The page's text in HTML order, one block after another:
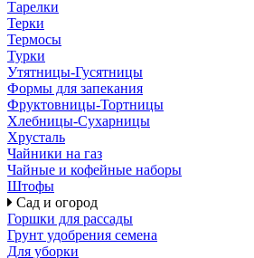
Тарелки
Терки
Термосы
Турки
Утятницы-Гусятницы
Формы для запекания
Фруктовницы-Тортницы
Хлебницы-Сухарницы
Хрусталь
Чайники на газ
Чайные и кофейные наборы
Штофы
Сад и огород
Горшки для рассады
Грунт удобрения семена
Для уборки